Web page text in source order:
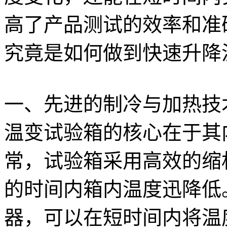
高了产品测试的效率和
究竟是如何做到快速升
一、先进的制冷与加热技
温变试验箱的核心在于
常，试验箱采用高效的
的时间内箱内温度迅降
器，可以在短时间内将